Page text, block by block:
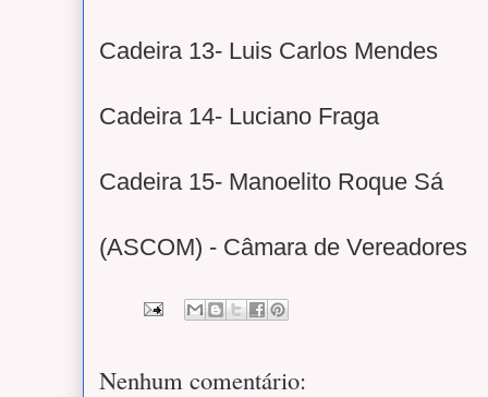
Cadeira 13- Luis Carlos Mendes
Cadeira 14- Luciano Fraga
Cadeira 15- Manoelito Roque Sá
(ASCOM) - Câmara de Vereadores
Nenhum comentário: